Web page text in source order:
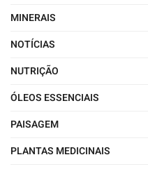
MINERAIS
NOTÍCIAS
NUTRIÇÃO
ÓLEOS ESSENCIAIS
PAISAGEM
PLANTAS MEDICINAIS